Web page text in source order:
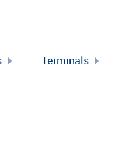
Terminals